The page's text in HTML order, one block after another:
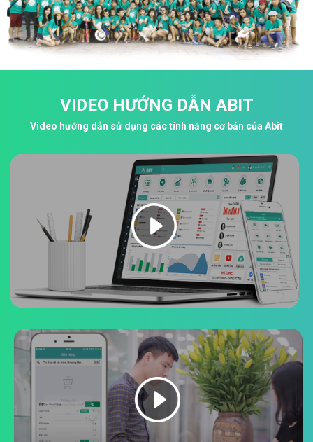
VIDEO HƯỚNG DẪN ABIT
Video hướng dẫn sử dụng các tính năng cơ bản của Abit